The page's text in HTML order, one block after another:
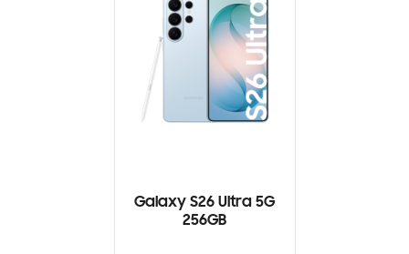
Galaxy S26 Ultra 5G
256GB